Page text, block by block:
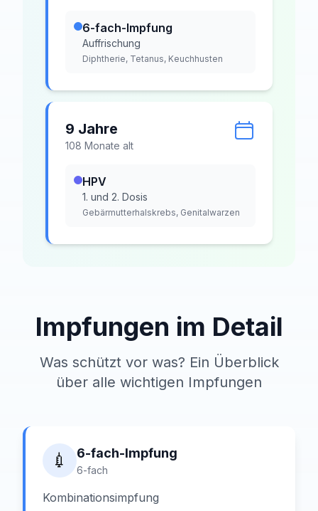
6-fach-Impfung
Auffrischung
Diphtherie, Tetanus, Keuchhusten
9 Jahre
108 Monate alt
HPV
1. und 2. Dosis
Gebärmutterhalskrebs, Genitalwarzen
Impfungen im Detail
Was schützt vor was? Ein Überblick
über alle wichtigen Impfungen
💉 6-fach-Impfung
6-fach
Kombinationsimpfung